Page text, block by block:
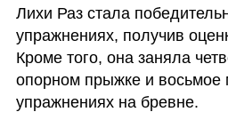
Лихи Раз стала
упражнениях, получив
Кроме того, она заняла
опорном прыжке и восьмое
упражнениях на бревне.